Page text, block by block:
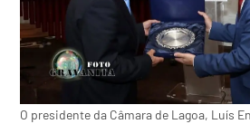
O presidente da Câmara de Lagoa, Luís